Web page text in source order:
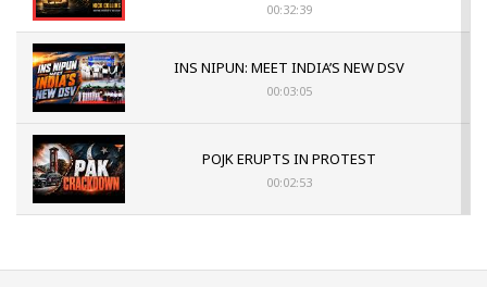
00:32:39
INS NIPUN: MEET INDIA’S NEW DSV
00:03:05
POJK ERUPTS IN PROTEST
00:02:53
Sagar